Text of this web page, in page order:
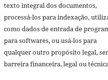
texto integral dos documentos,
processá-los para indexação,
como dados de entrada de
para softwares, ou usá-los para
qualquer outro propósito legal,
barreira financeira, legal ou